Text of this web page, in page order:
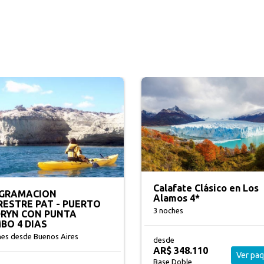
Clásico en Los
4*
Salta Clásico en Design
Suites 5*
3 noches
desde
AR$ 448.810
Base Doble
Ver